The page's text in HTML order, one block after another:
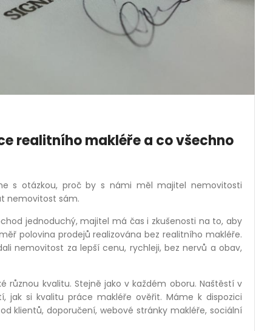
realitního makléře a co všechno
s otázkou, proč by s námi měl majitel nemovitosti
nemovitost sám.
jednoduchý, majitel má čas i zkušenosti na to, aby
polovina prodejů realizována bez realitního makléře.
nemovitost za lepší cenu, rychleji, bez nervů a obav,
různou kvalitu. Stejně jako v každém oboru. Naštěstí v
jak si kvalitu práce makléře ověřit. Máme k dispozici
klientů, doporučení, webovéstránky makléře, sociální